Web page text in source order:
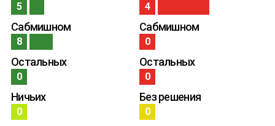
5
Сабмишном
8
Остальных
0
Ничьих
0
4
Сабмишном
0
Остальных
0
Без решения
0